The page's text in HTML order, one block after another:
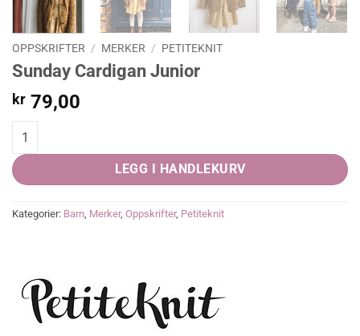
OPPSKRIFTER / MERKER / PETITEKNIT
Sunday Cardigan Junior
kr 79,00
Sunday Cardigan Junior quantity
LEGG I HANDLEKURV
Kategorier: Barn, Merker, Oppskrifter, Petiteknit